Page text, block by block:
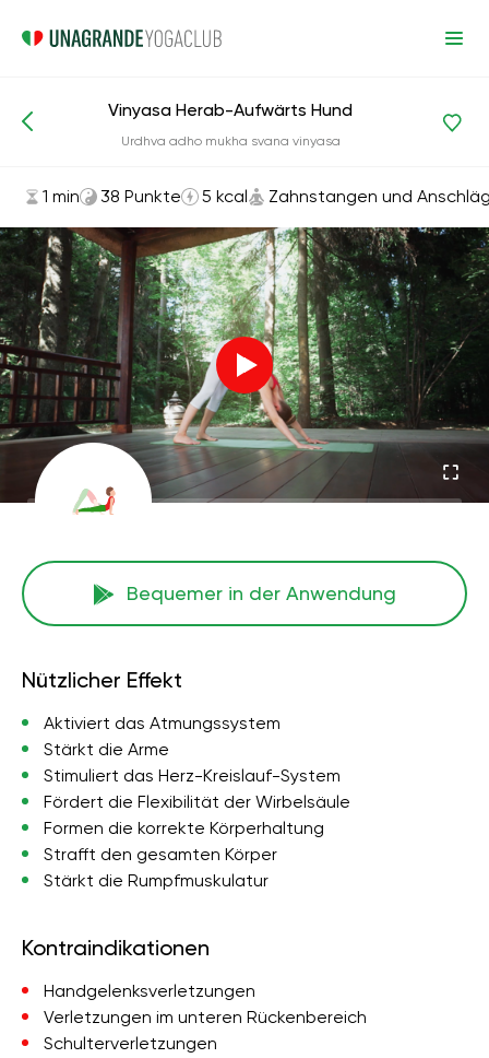
Asanas und Übungen Zahnstangen und Anschläge
Vinyasa Herab-Aufwärts Hund
Urdhva adho mukha svana vinyasa
1 min 38 Punkte 5 kcal Zahnstangen und
Bequemer in der Anwendung
Nützlicher Effekt
Aktiviert das Atmungssystem
Stärkt die Arme
Stimuliert das Herz-Kreislauf-System
Fördert die Flexibilität der Wirbelsäule
Formen die korrekte Körperhaltung
Strafft den gesamten Körper
Stärkt die Rumpfmuskulatur
Kontraindikationen
Handgelenksverletzungen
Verletzungen im unteren Rückenbereich
Schulterverletzungen